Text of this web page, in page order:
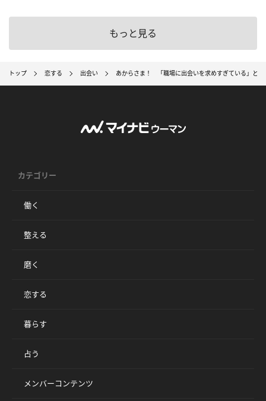
もっと見る
トップ 恋する 出会い あからさま！ 「職場に出会いを求めすぎている」と思
カテゴリー
働く
整える
磨く
恋する
暮らす
占う
メンバーコンテンツ